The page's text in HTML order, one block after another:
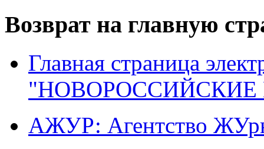
Возврат на главную
Главная страница
"НОВОРОССИЙСКИЕ
АЖУР: Агентство